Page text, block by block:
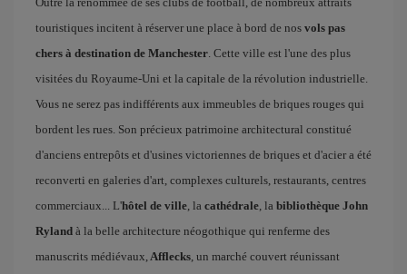
touristiques incitent à réserver une place à bord de nos vols pas
chers à destination de Manchester. Cette ville est l'une des plus
visitées du Royaume-Uni et la capitale de la révolution industrielle.
Vous ne serez pas indifférents aux immeubles de briques rouges qui
bordent les rues. Son précieux patrimoine architectural constitué
d'anciens entrepôts et d'usines victoriennes de briques et d'acier a été
reconverti en galeries d'art, complexes culturels, restaurants, centres
commerciaux... L'hôtel de ville, la cathédrale, la bibliothèque John
Ryland à la belle architecture néogothique qui renferme des
manuscrits médiévaux,Afflecks, un marché couvert réunissant